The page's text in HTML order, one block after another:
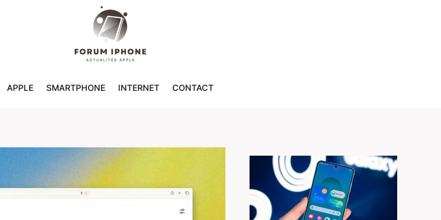
APPLE SMARTPHONE INTERNET CONTACT